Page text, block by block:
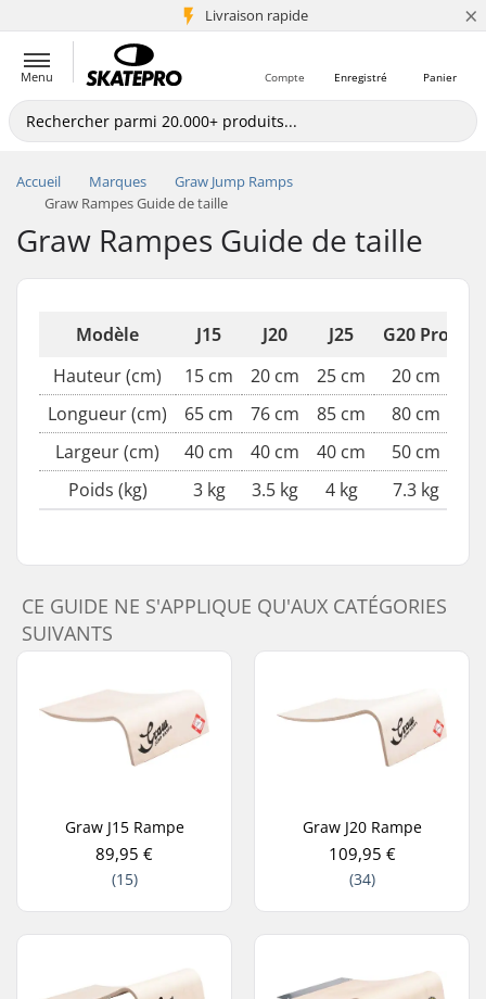
Livraison rapide
+5 mio de clients ×
Menu Panier
Enregistré
Compte
Accueil Marques
Graw Jump Ramps
Graw Rampes Guide de taille
Graw Rampes Guide de taille
Modèle J15 J20 J25
G20 Pro
Hauteur (cm)
15 cm 20 cm 25 cm
20 cm
Longueur (cm)
65 cm 76 cm 85 cm
80 cm
Largeur (cm)
40 cm 40 cm 40 cm
50 cm
Poids (kg)
3 kg 3.5 kg 4 kg 7.3 kg
CE GUIDE NE S'APPLIQUE QU'AUX CATÉGORIES
SUIVANTS
Graw J15 Rampe
89,95 €
(15)
Graw J20 Rampe
109,95 €
(34)